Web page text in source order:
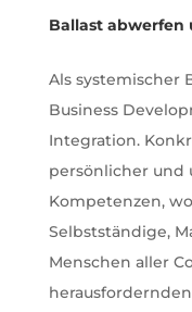
Ballast abwerfen
Als systemischer
Business
Integration.
persönlicher und
Kompetenzen,
Selbstständige,
Menschen aller